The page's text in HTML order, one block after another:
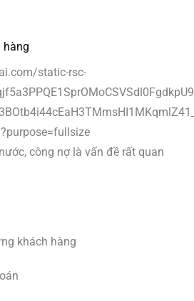
hàng
công nợ là vấn đề rất quan
khách hàng